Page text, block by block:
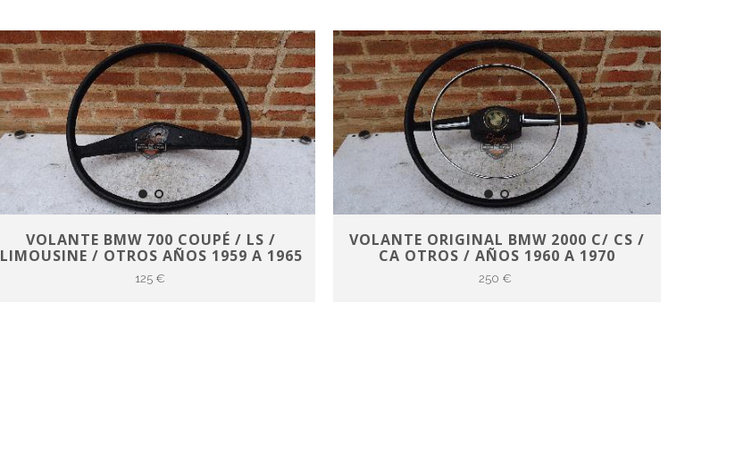
VOLANTE BMW 700 COUPÉ / LS /
LIMOUSINE / OTROS AÑOS 1959 A 1965
125 €
VOLANTE ORIGINAL BMW 2000 C/ CS /
CA OTROS / AÑOS 1960 A 1970
250 €